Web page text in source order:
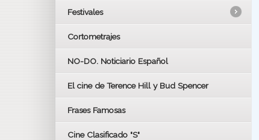
Festivales
LOS OSCARS
BAFTA
Cortometrajes
NO-DO. Noticiario Español
El cine de Terence Hill y Bud Spencer
Frases Famosas
Cine Clasificado "S"